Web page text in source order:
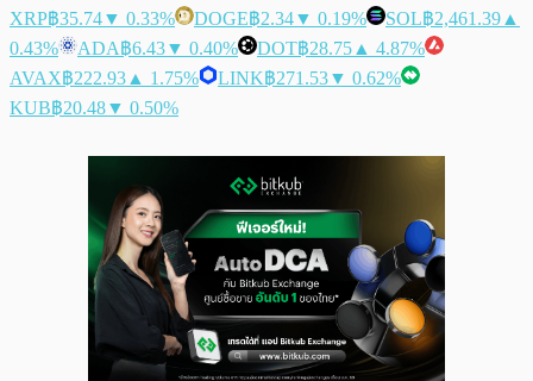
XRP฿35.74▼ 0.33% DOGE฿2.34▼ 0.19% SOL฿2,461.39 ▲
0.43%
ADA฿6.43▼ 0.40% DOT฿28.75 ▲ 4.87%
AVAX฿222.93 ▲ 1.75% LINK฿271.53▼ 0.62%
KUB฿20.48▼ 0.50%